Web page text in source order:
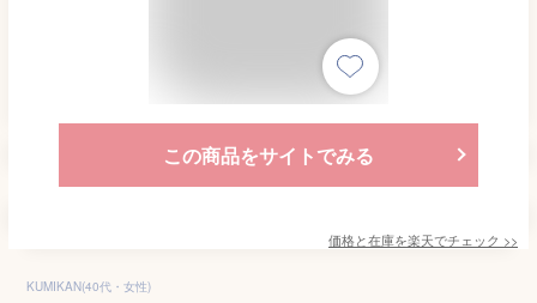
この商品をサイトでみる
価格と在庫を楽天でチェック >>
KUMIKAN(40代・女性)